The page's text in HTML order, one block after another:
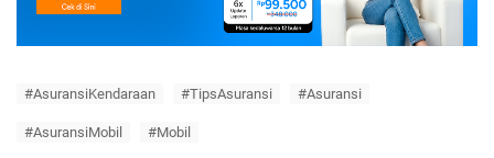
#AsuransiKendaraan #TipsAsuransi #Asuransi
#AsuransiMobil #Mobil